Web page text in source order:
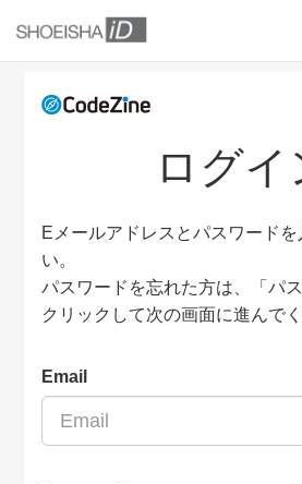
ログイ
Eメールアドレスとパスワードを
い。
パスワードを忘れた方は、「パ
クリックして次の画面に進んでく
Email